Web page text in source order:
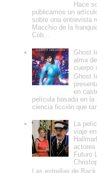
Hace
publicamos un
sobre una entrevista
Macchio de la
Cob...
Ghost
alma
cuerpo
Ghost
en
película basada en la
ciencia ficción que
La
viaje
actores
Futuro
Las estrellas de